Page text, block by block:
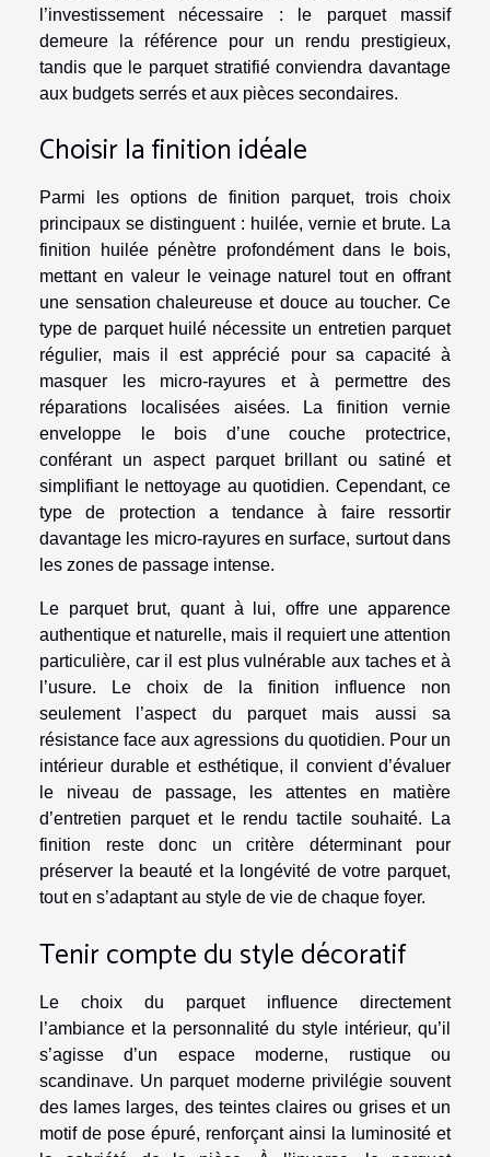
l’investissement nécessaire : le parquet massif
demeure la référence pour un rendu prestigieux,
tandis que le parquet stratifié conviendra davantage
aux budgets serrés et aux pièces secondaires.
Choisir la finition idéale
Parmi les options de finition parquet, trois choix
principaux se distinguent : huilée, vernie et brute. La
finition huilée pénètre profondément dans le bois,
mettant en valeur le veinage naturel tout en offrant
une sensation chaleureuse et douce au toucher. Ce
type de parquet huilé nécessite un entretien parquet
régulier, mais il est apprécié pour sa capacité à
masquer les micro-rayures et à permettre des
réparations localisées aisées. La finition vernie
enveloppe le bois d’une couche protectrice,
conférant un aspect parquet brillant ou satiné et
simplifiant le nettoyage au quotidien. Cependant, ce
type de protection a tendance à faire ressortir
davantage les micro-rayures en surface, surtout dans
les zones de passage intense.
Le parquet brut, quant à lui, offre une apparence
authentique et naturelle, mais il requiert une attention
particulière, car il est plus vulnérable aux taches et à
l’usure. Le choix de la finition influence non
seulement l’aspect du parquet mais aussi sa
résistance face aux agressions du quotidien. Pour un
intérieur durable et esthétique, il convient d’évaluer
le niveau de passage, les attentes en matière
d’entretien parquet et le rendu tactile souhaité. La
finition reste donc un critère déterminant pour
préserver la beauté et la longévité de votre parquet,
tout en s’adaptant au style de vie de chaque foyer.
Tenir compte du style décoratif
Le choix du parquet influence directement
l’ambiance et la personnalité du style intérieur, qu’il
s’agisse d’un espace moderne, rustique ou
scandinave. Un parquet moderne privilégie souvent
des lames larges, des teintes claires ou grises et un
motif de pose épuré, renforçant ainsi la luminosité et